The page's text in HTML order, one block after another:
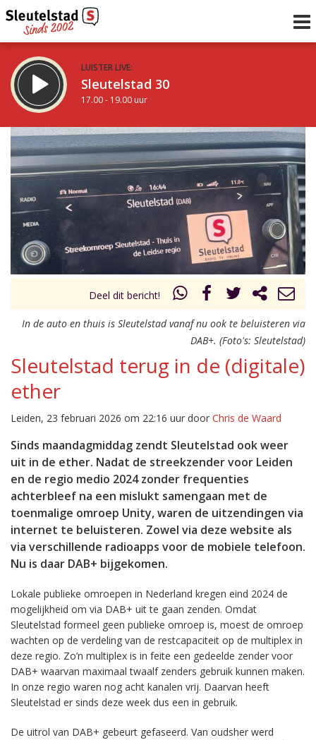
LUISTER LIVE:
Sleutelstad 30
17.00 - 19.00 uur
STRAKS:
De avond van Sleutelstad
19.00 - 0.00 uur
Vorig uur
uur 1 van 0 Volgend uur
Deel dit bericht!
In de auto en thuis is Sleutelstad vanaf nu ook te beluisteren via
DAB+. (Foto's: Sleutelstad)
Sleutelstad terug in de (digitale)
ether
Leiden, 23 februari 2026 om 22:16 uur door Chris de Waard
Sinds maandagmiddag zendt Sleutelstad ook weer
uit in de ether. Nadat de streekzender voor Leiden
en de regio medio 2024 zonder frequenties
achterbleef na een mislukt samengaan met de
toenmalige omroep Unity, waren de uitzendingen via
internet te beluisteren. Zowel via deze website als
via verschillende radioapps voor de mobiele telefoon.
Nu is daar DAB+ bijgekomen.
Lokale publieke omroepen in Nederland kregen eind 2024 de
mogelijkheid om via DAB+ uit te gaan zenden. Omdat
Sleutelstad formeel geen publieke omroep is, moest de omroep
wachten op de verdeling van de restcapaciteit op de multiplex in
deze regio. Zo’n multiplex is in feite een gedeelde zender voor
DAB+ waarvan maximaal twaalf zenders gebruik kunnen maken.
In onze regio waren nog acht kanalen vrij. Daarvan heeft
Sleutelstad er sinds deze week dus een in gebruik.
De uitrol van DAB+ gebeurt gefaseerd. Van oudsher werd